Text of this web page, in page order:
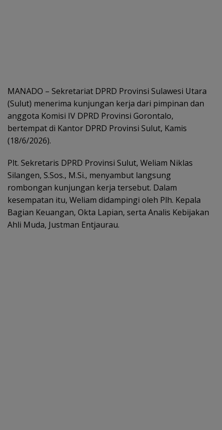
MANADO – Sekretariat DPRD Provinsi Sulawesi Utara
(Sulut) menerima kunjungan kerja dari pimpinan dan
anggota Komisi IV DPRD Provinsi Gorontalo,
bertempat di Kantor DPRD Provinsi Sulut, Kamis
(18/6/2026).
Plt. Sekretaris DPRD Provinsi Sulut, Weliam Niklas
Silangen, S.Sos., M.Si., menyambut langsung
rombongan kunjungan kerja tersebut. Dalam
kesempatan itu, Weliam didampingi oleh Plh. Kepala
Bagian Keuangan, Okta Lapian, serta Analis Kebijakan
Ahli Muda, Justman Entjaurau.